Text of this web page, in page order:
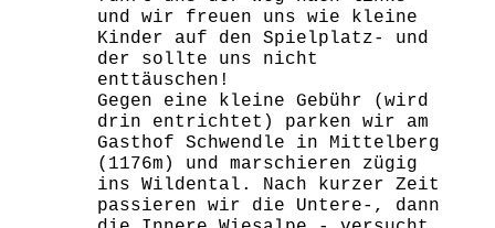
und wir freuen uns wie kleine
Kinder auf den Spielplatz- und
der sollte uns nicht
enttäuschen!
Gegen eine kleine Gebühr (wird
drin entrichtet) parken wir am
Gasthof Schwendle in Mittelberg
(1176m) und marschieren zügig
ins Wildental. Nach kurzer Zeit
passieren wir die Untere-, dann